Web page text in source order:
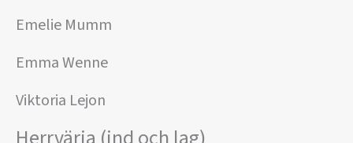
Emelie Mumm
Emma Wenne
Viktoria Lejon